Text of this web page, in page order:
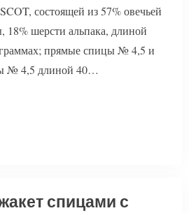
состоящей из 57% овечьей
18% шерсти альпака, длиной
прямые спицы № 4,5 и
№ 4,5 длиной 40…
спицами с